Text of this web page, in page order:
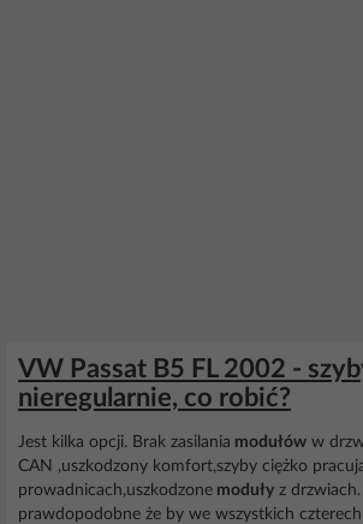
VW Passat B5 FL 2002 -
nieregularnie, co robić?
Jest kilka opcji. Brak zasilania modułów w
CAN ,uszkodzony komfort,szyby ciężko
prowadnicach,uszkodzone moduły z drzwiach.
prawdopodobne że by we wszystkich